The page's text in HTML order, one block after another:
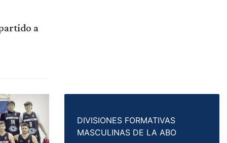
a
DIVISIONES FORMATIVAS
MASCULINAS DE LA ABO